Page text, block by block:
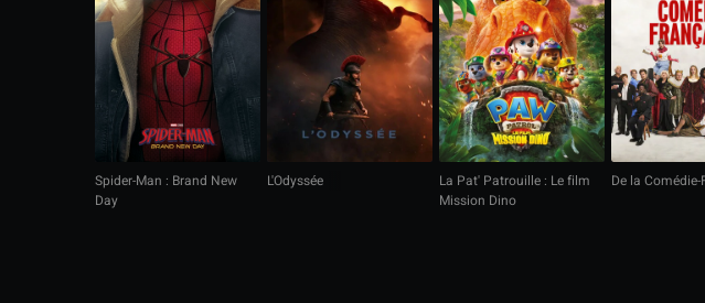
Spider-Man : Brand New
Day
L'Odyssée
La Pat' Patrouille : Le film
Mission Dino
De la